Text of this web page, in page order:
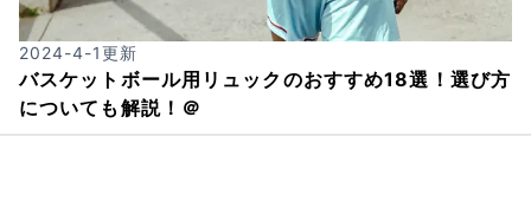
2024-4-1更新
バスケットボール用リュックのおすすめ18選！選び方
についても解説！＠